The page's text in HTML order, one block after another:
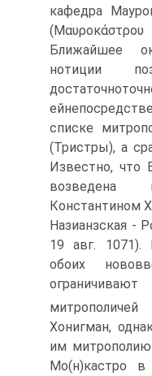
кафедра
Ближайшее
нотиции
списке
(Тристры), а
Известно, что
Константином
Назианзская -
19 авг. 1071).
обоих
Хонигман,
им
Мо(н)кастро